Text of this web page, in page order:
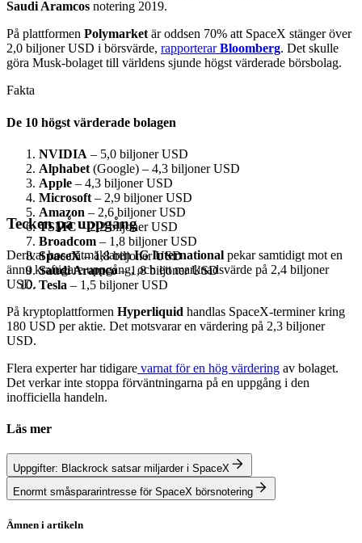
Saudi Aramcos notering 2019.
På plattformen Polymarketär oddsen 70% att SpaceX stänger över
2,0 biljoner USD i börsvärde, rapporterarBloomberg. Det skulle
göra Musk-bolaget till världens sjunde högst värderade börsbolag.
Fakta
De 10 högst värderade bolagen
NVIDIA – 5,0 biljoner USD
Alphabet (Google) – 4,3 biljoner USD
Apple – 4,3 biljoner USD
Microsoft – 2,9 biljoner USD
Amazon – 2,6 biljoner USD
TSMC– 2,2 biljoner USD
Broadcom – 1,8 biljoner USD
SpaceX– 1,8 biljoner USD
Saudi Aramco– 1,8 biljoner USD
Tesla – 1,5 biljoner USD
Tecken på uppgång
Derivat hos nätmäklarenIG International pekar samtidigt mot en
ännu kraftigare uppgång, och ett marknadsvärde på 2,4 biljoner
USD.
På kryptoplattformen Hyperliquid handlas SpaceX-terminer kring
180 USD per aktie. Det motsvarar en värdering på 2,3 biljoner
USD.
Flera experter har tidigare varnat för en hög värdering av bolaget.
Det verkar inte stoppa förväntningarna på en uppgång i den
inofficiella handeln.
Läs mer
Uppgifter: Blackrock satsar miljarder i SpaceX
Enormt småspararintresse för SpaceX börsnotering
Ämnen i artikeln